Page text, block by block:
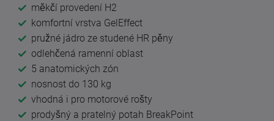
měkčí provedení H2
komfortní vrstva GelEffect
pružné jádro ze studené HR pěny
odlehčená ramenní oblast
5 anatomických zón
nosnost do 130 kg
vhodná i pro motorové rošty
prodyšný a pratelný potah BreakPoint